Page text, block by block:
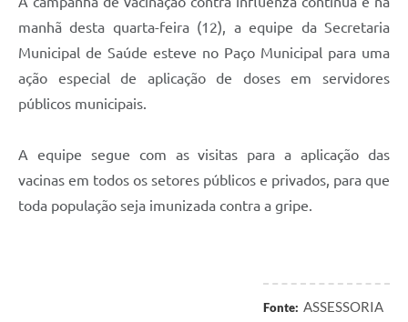
manhã desta quarta-feira (12), a equipe da Secretaria
Municipal de Saúde esteve no Paço Municipal para uma
ação especial de aplicação de doses em servidores
públicos municipais.
A equipe segue com as visitas para a aplicação das
vacinas em todos os setores públicos e privados, para que
toda população seja imunizada contra a gripe.
Fonte: ASSESSORIA